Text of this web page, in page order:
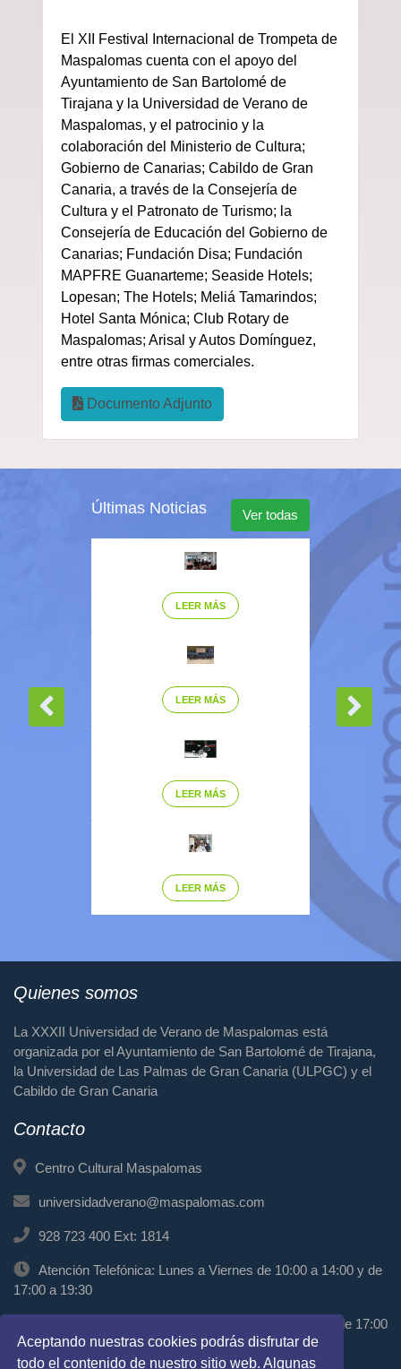
Aceptando nuestras cookies podrás disfrutar de
todo el contenido de nuestro sitio web. Algunas
El XII Festival Internacional de Trompeta de
Maspalomas cuenta con el apoyo del
Ayuntamiento de San Bartolomé de
Tirajana y la Universidad de Verano de
Maspalomas, y el patrocinio y la
colaboración del Ministerio de Cultura;
Gobierno de Canarias; Cabildo de Gran
Canaria, a través de la Consejería de
Cultura y el Patronato de Turismo; la
Consejería de Educación del Gobierno de
Canarias; Fundación Disa; Fundación
MAPFRE Guanarteme; Seaside Hotels;
Lopesan; The Hotels; Meliá Tamarindos;
Hotel Santa Mónica; Club Rotary de
Maspalomas; Arisal y Autos Domínguez,
entre otras firmas comerciales.
Documento Adjunto
Últimas Noticias Ver todas
LEER MÁS
LEER MÁS
LEER MÁS
LEER MÁS
Quienes somos
La XXXII Universidad de Verano de Maspalomas está
organizada por el Ayuntamiento de San Bartolomé de Tirajana,
la Universidad de Las Palmas de Gran Canaria (ULPGC) y el
Cabildo de Gran Canaria
Contacto
Centro Cultural Maspalomas
universidadverano@maspalomas.com
928 723 400 Ext: 1814
Atención Telefónica: Lunes a Viernes de 10:00 a 14:00 y de
17:00 a 19:30
Atención Presencial: Miércoles de 11:00 a 13:00 y de 17:00
a 19:00